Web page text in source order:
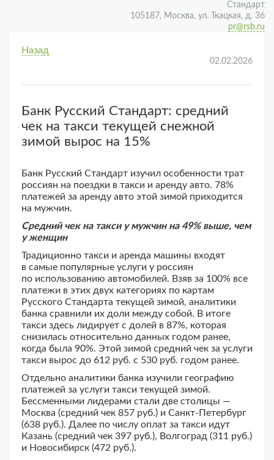
Стандарт
105187, Москва, ул. Ткацкая, д. 36
pr@rsb.ru
Назад
02.02.2026
Банк Русский Стандарт: средний
чек на такси текущей снежной
зимой вырос на 15%
Банк Русский Стандарт изучил особенности трат
россиян на поездки в такси и аренду авто. 78%
платежей за аренду авто этой зимой приходится
на мужчин.
Средний чек на такси у мужчин на 49% выше, чем
у женщин
Традиционно такси и аренда машины входят
в самые популярные услуги у россиян
по использованию автомобилей. Взяв за 100% все
платежи в этих двух категориях по картам
Русского Стандарта текущей зимой, аналитики
банка сравнили их доли между собой. В итоге
такси здесь лидирует с долей в 87%, которая
снизилась относительно данных годом ранее,
когда была 90%. Этой зимой средний чек за услуги
такси вырос до 612 руб. с 530 руб. годом ранее.
Отдельно аналитики банка изучили географию
платежей за услуги такси текущей зимой.
Бессменными лидерами стали две столицы —
Москва (средний чек 857 руб.) и Санкт-Петербург
(638 руб.). Далее по числу оплат за такси идут
Казань (средний чек 397 руб.), Волгоград (311 руб.)
и Новосибирск (472 руб.).